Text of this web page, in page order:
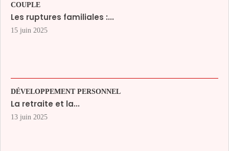
COUPLE
Les ruptures familiales :...
15 juin 2025
DÉVELOPPEMENT PERSONNEL
La retraite et la...
13 juin 2025